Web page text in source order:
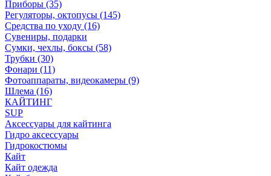
Приборы (35)
Регуляторы, октопусы (145)
Средства по уходу (16)
Сувениры, подарки
Сумки, чехлы, боксы (58)
Трубки (30)
Фонари (11)
Фотоаппараты, видеокамеры (9)
Шлема (16)
КАЙТИНГ
SUP
Аксессуары для кайтинга
Гидро аксессуары
Гидрокостюмы
Кайт
Кайт одежда